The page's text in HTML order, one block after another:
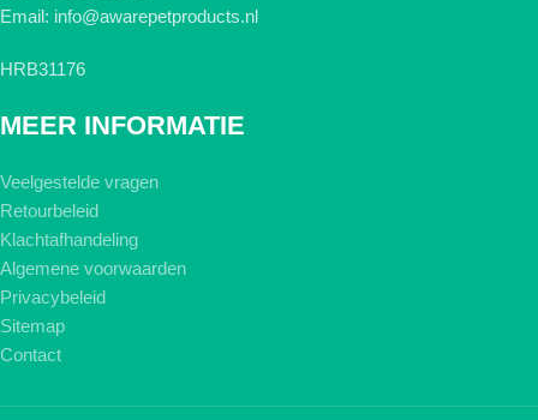
Email: info@awarepetproducts.nl
HRB31176
MEER INFORMATIE
Veelgestelde vragen
Retourbeleid
Klachtafhandeling
Algemene voorwaarden
Privacybeleid
Sitemap
Contact